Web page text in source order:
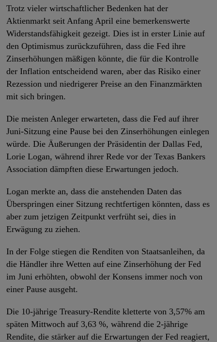
Trotz vieler wirtschaftlicher Bedenken hat der
Aktienmarkt seit Anfang April eine bemerkenswerte
Widerstandsfähigkeit gezeigt. Dies ist in erster Linie auf
den Optimismus zurückzuführen, dass die Fed ihre
Zinserhöhungen mäßigen könnte, die für die Kontrolle
der Inflation entscheidend waren, aber das Risiko einer
Rezession und niedrigerer Preise an den Finanzmärkten
mit sich bringen.
Die meisten Anleger erwarteten, dass die Fed auf ihrer
Juni-Sitzung eine Pause bei den Zinserhöhungen einlegen
würde. Die Äußerungen der Präsidentin der Dallas Fed,
Lorie Logan, während ihrer Rede vor der Texas Bankers
Association dämpften diese Erwartungen jedoch.
Logan merkte an, dass die anstehenden Daten das
Überspringen einer Sitzung rechtfertigen könnten, dass es
aber zum jetzigen Zeitpunkt verfrüht sei, dies in
Erwägung zu ziehen.
In der Folge stiegen die Renditen von Staatsanleihen, da
die Händler ihre Wetten auf eine Zinserhöhung der Fed
im Juni erhöhten, obwohl der Konsens immer noch von
einer Pause ausgeht.
Die 10-jährige Treasury-Rendite kletterte von 3,57% am
späten Mittwoch auf 3,63 %, während die 2-jährige
Rendite, die stärker auf die Erwartungen der Fed reagiert,